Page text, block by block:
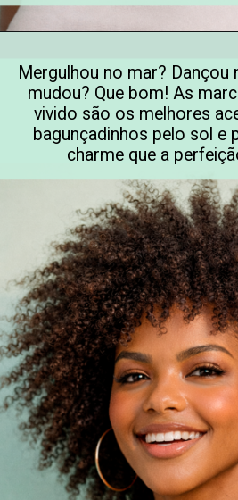
Mergulhou no mar? Dançou
mudou? Que bom! As
vivido são os melhores
bagunçadinhos pelo sol e
charme que a